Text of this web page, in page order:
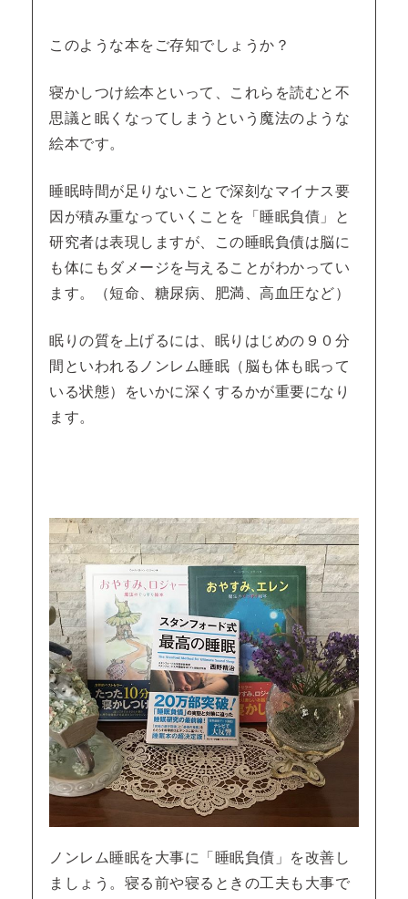
このような本をご存知でしょうか？
寝かしつけ絵本といって、これらを読むと不
思議と眠くなってしまうという魔法のような
絵本です。
睡眠時間が足りないことで深刻なマイナス要
因が積み重なっていくことを「睡眠負債」と
研究者は表現しますが、この睡眠負債は脳に
も体にもダメージを与えることがわかってい
ます。（短命、糖尿病、肥満、高血圧など）
眠りの質を上げるには、眠りはじめの９０分
間といわれるノンレム睡眠（脳も体も眠って
いる状態）をいかに深くするかが重要になり
ます。
ノンレム睡眠を大事に「睡眠負債」を改善し
ましょう。寝る前や寝るときの工夫も大事で